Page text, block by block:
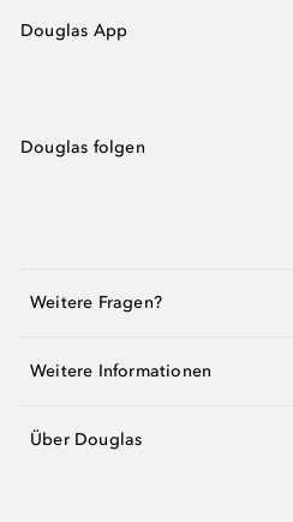
Douglas App
Douglas folgen
Weitere Fragen?
Weitere Informationen
Über Douglas